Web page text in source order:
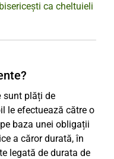
ca cheltuieli
sunt plăți de
le efectuează către o
baza unei obligații
a căror durată, în
legată de durata de